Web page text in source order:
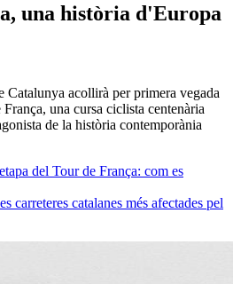
una història d'Europa
Catalunya acollirà per primera vegada
una cursa ciclista centenària
de la història contemporània
del Tour de França: com es
carreteres catalanes més afectades pel